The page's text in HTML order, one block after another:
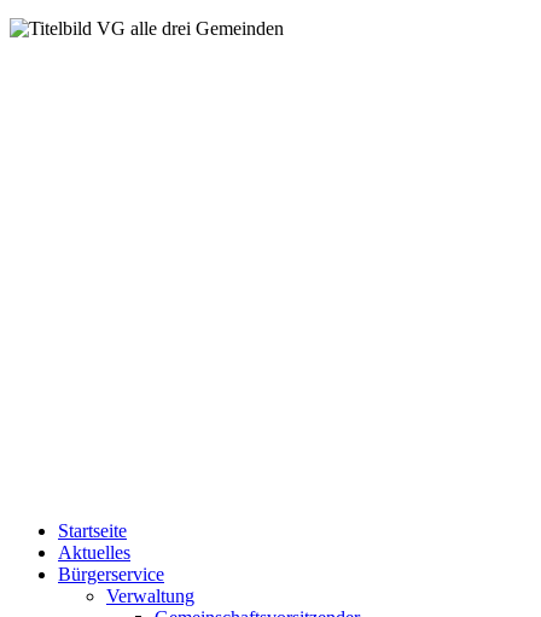
Startseite
Aktuelles
Bürgerservice
Verwaltung